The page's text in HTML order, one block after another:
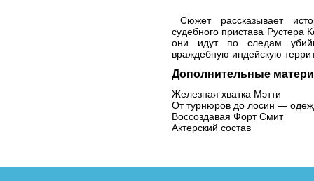
Сюжет рассказывает
судебного пристава Рустера
они идут по следам
враждебную индейскую
Дополнительные
Железная хватка Мэтти
От турнюров до лосин —
Воссоздавая Форт Смит
Актерский состав